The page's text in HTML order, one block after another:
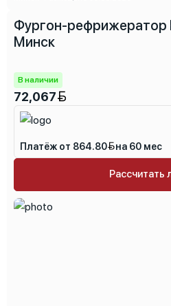
Фургон-рефрижератор
Минск
В наличии
72,067
Платёж от 864.80 на 60 мес
Рассчитать